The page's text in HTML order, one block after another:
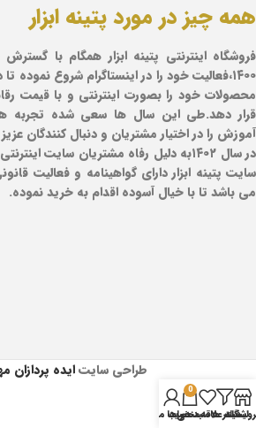
همه چیز در مورد پتینه ابزار
فروشگاه اینترنتی پتینه ابزار همگام با
۱۴۰۰،فعالیت خود را در اینستاگرام شروع
محصولات خود را بصورت اینترنتی و با قیمت
آموزش را در اختیار مشتریان و دنبال کنندگان
در سال ۱۴۰۲به دلیل رفاه مشتریان سایت
سایت پتینه ابزار دارای گواهینامه و فعالیت
می باشد تا با خیال آسوده اقدام به خرید نموده.
طراحی سایتایده پردازان
فیلتر ها
لیست علاقه‌مندی‌ها
0
سبد خرید
حساب من